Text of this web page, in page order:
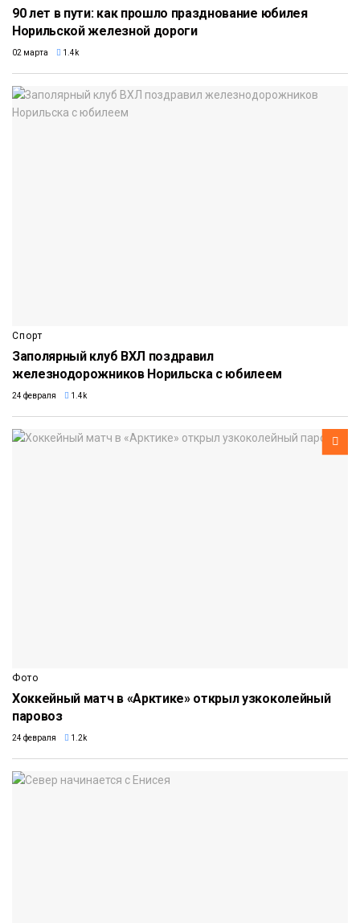
90 лет в пути: как прошло празднование юбилея
Норильской железной дороги
02 марта 1.4k
Спорт
Заполярный клуб ВХЛ поздравил
железнодорожников Норильска с юбилеем
24 февраля 1.4k
Фото
Хоккейный матч в «Арктике» открыл узкоколейный
паровоз
24 февраля 1.2k